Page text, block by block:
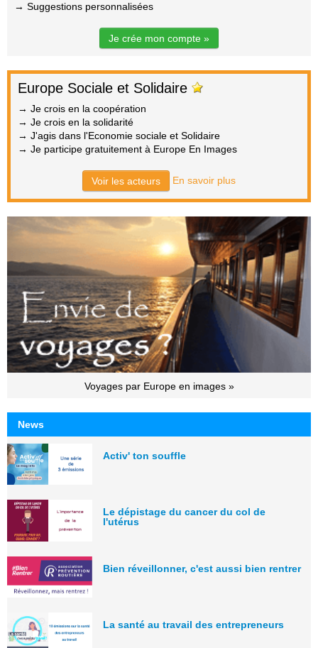
→ Suggestions personnalisées
Je crée mon compte »
Europe Sociale et Solidaire
→ Je crois en la coopération
→ Je crois en la solidarité
→ J'agis dans l'Economie sociale et Solidaire
→ Je participe gratuitement à Europe En Images
Voir les acteurs En savoir plus
Voyages par Europe en images »
News
Activ' ton souffle
Le dépistage du cancer du col de
l'utérus
Bien réveillonner, c'est aussi bien rentrer
La santé au travail des entrepreneurs